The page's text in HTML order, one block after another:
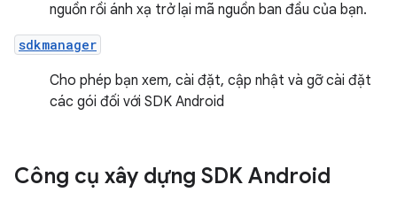
nguồn rồi ánh xạ trở lại mã nguồn ban đầu của bạn.
sdkmanager
Cho phép bạn xem, cài đặt, cập nhật và gỡ cài đặt
các gói đối với SDK Android
Công cụ xây dựng SDK Android